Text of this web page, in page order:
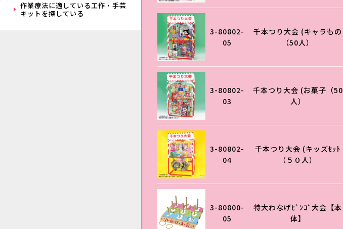
作業療法に適している工作・手芸
キットを探している
3-80802-
05
千本つり大会 (キャラもの
（50人）
3-80802-
03
千本つり大会 (お菓子（50
人）
3-80802-
04
千本つり大会 (キッズｾｯﾄ
（５０人）
3-80800-
05
特大わなげﾋﾞﾝｺﾞ大会【本
体】